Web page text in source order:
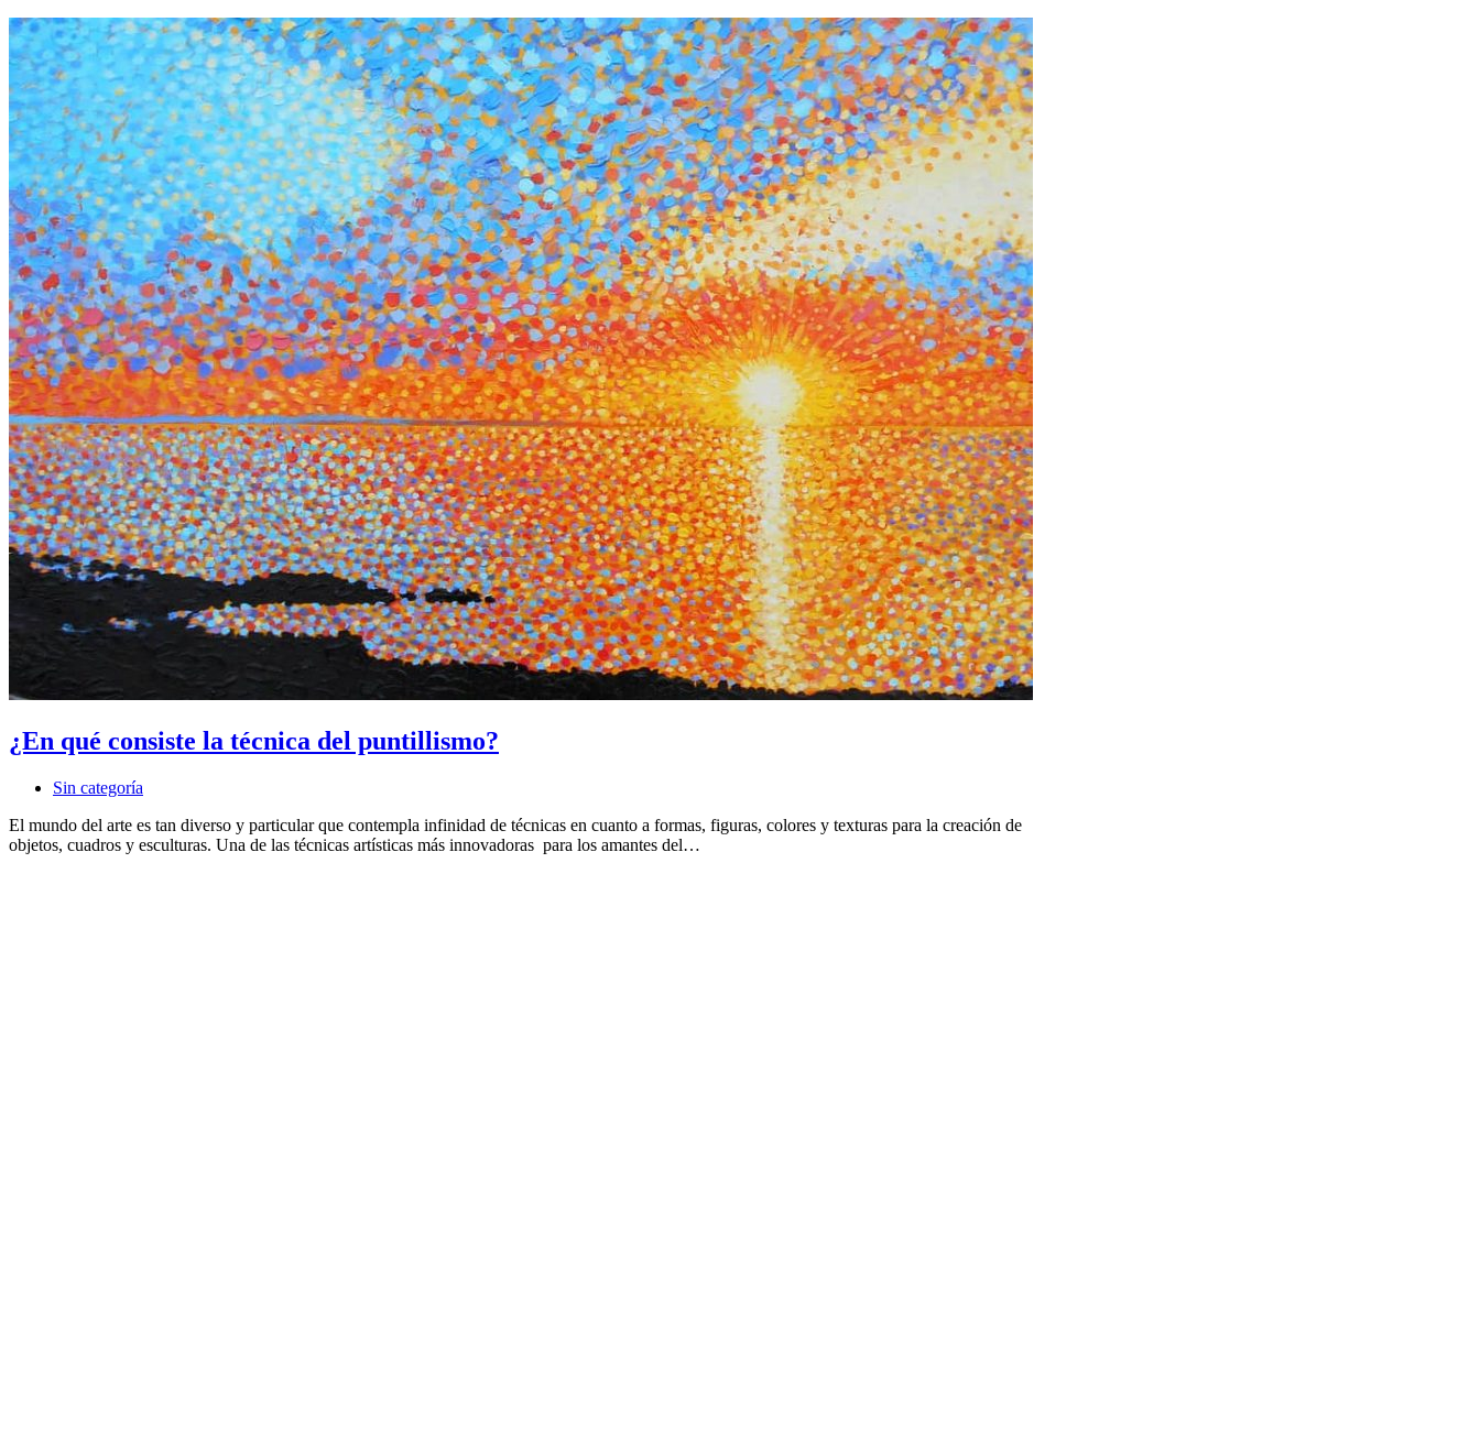
¿En qué consiste la técnica del puntillismo?
Sin categoría
El mundo del arte es tan diverso y particular que contempla infinidad de técnicas en cuanto a formas, figuras, colores y texturas para la creación de
objetos, cuadros y esculturas. Una de las técnicas artísticas más innovadoras para los amantes del…